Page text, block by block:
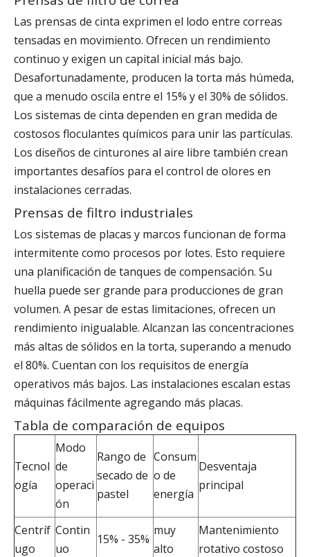
Las prensas de cinta exprimen el lodo entre correas
tensadas en movimiento. Ofrecen un rendimiento
continuo y exigen un capital inicial más bajo.
Desafortunadamente, producen la torta más húmeda,
que a menudo oscila entre el 15% y el 30% de sólidos.
Los sistemas de cinta dependen en gran medida de
costosos floculantes químicos para unir las partículas.
Los diseños de cinturones al aire libre también crean
importantes desafíos para el control de olores en
instalaciones cerradas.
Prensas de filtro industriales
Los sistemas de placas y marcos funcionan de forma
intermitente como procesos por lotes. Esto requiere
una planificación de tanques de compensación. Su
huella puede ser grande para producciones de gran
volumen. A pesar de estas limitaciones, ofrecen un
rendimiento inigualable. Alcanzan las concentraciones
más altas de sólidos en la torta, superando a menudo
el 80%. Cuentan con los requisitos de energía
operativos más bajos. Las instalaciones escalan estas
máquinas fácilmente agregando más placas.
Tabla de comparación de equipos
Tecnol
ogía
Modo
de
operaci
ón
Rango de
secado de
pastel
Consum
o de
energía
Desventaja
principal
Centríf
ugo
Contin
uo
15% - 35%
muy
alto
Mantenimiento
rotativo costoso